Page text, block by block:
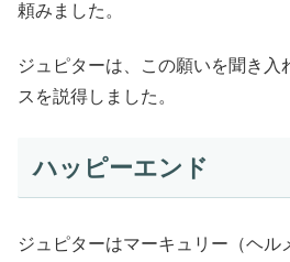
頼みました。
ジュピターは、この願いを聞き入
スを説得しました。
ハッピーエンド
ジュピターはマーキュリー（ヘル